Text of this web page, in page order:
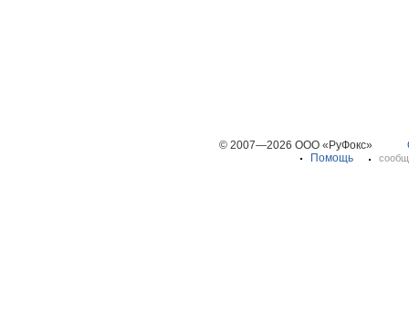
© 2007—2026 ООО «РуФокс»
Помощь